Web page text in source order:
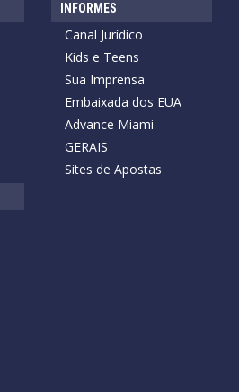
INFORMES
Canal Jurídico
Kids e Teens
Sua Imprensa
Embaixada dos EUA
Advance Miami
GERAIS
Sites de Apostas